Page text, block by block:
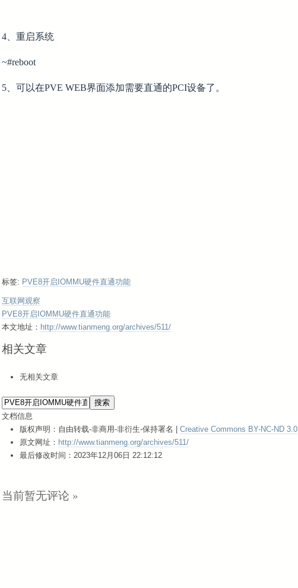
4、重启系统
~#reboot
5、可以在PVE WEB界面添加需要直通的PCI设备了。
标签: PVE8开启IOMMU硬件直通功能
互联网观察
PVE8开启IOMMU硬件直通功能
本文地址： http://www.tianmeng.org/archives/511/
相关文章
无相关文章
文档信息
版权声明：自由转载-非商用-非衍生-保持署名 | Creative Commons BY-NC-ND 3.0
原文网址： http://www.tianmeng.org/archives/511/
最后修改时间：2023年12月06日 22:12:12
当前暂无评论 »